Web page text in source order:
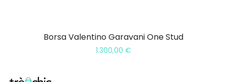
Borsa Valentino Garavani One Stud
1.300,00 €